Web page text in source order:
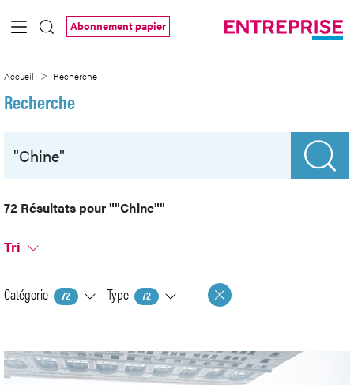
Saut au contenu principal
Abonnement papier
Accueil Recherche
Recherche
72 Résultats pour""Chine""
Tri
Catégorie 72 Type 72